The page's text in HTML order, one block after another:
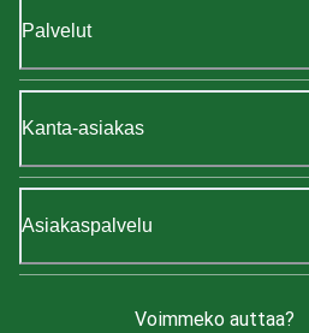
Palvelut
Kanta-asiakas
Asiakaspalvelu
Voimmeko auttaa?